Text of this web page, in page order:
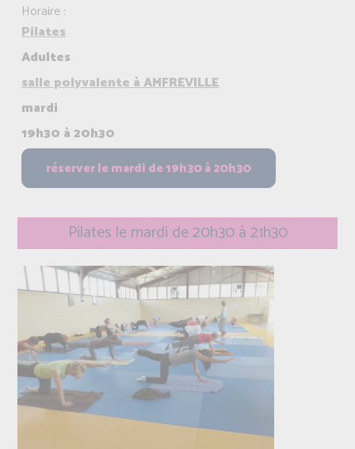
Horaire :
Pilates
Adultes
salle polyvalente à AMFREVILLE
mardi
19h30 à 20h30
Pilates le mardi de 20h30 à 21h30